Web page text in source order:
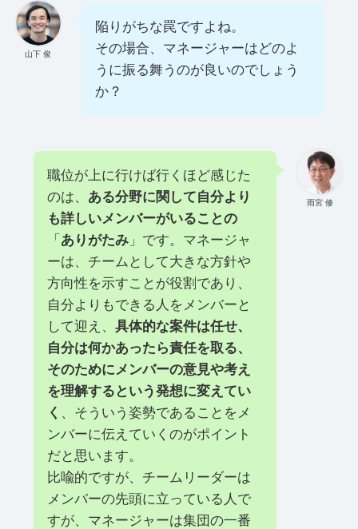
山下 俊
陥りがちな罠ですよね。
その場合、マネージャーはどのよ
うに振る舞うのが良いのでしょう
か？
雨宮 修
職位が上に行けば行くほど感じた
のは、 ある分野に関して自分より
も詳しいメンバーがいることの
「 ありがたみ」です。マネージャ
ーは、チームとして大きな方針や
方向性を示すことが役割であり、
自分よりもできる人をメンバーと
して迎え、 具体的な案件は任せ、
自分は何かあったら責任を取る、
そのためにメンバーの意見や考え
を理解するという発想に変えてい
く 、そういう姿勢であることをメ
ンバーに伝えていくのがポイント
だと思います。
比喩的ですが、チームリーダーは
メンバーの先頭に立っている人で
すが、マネージャーは集団の一番